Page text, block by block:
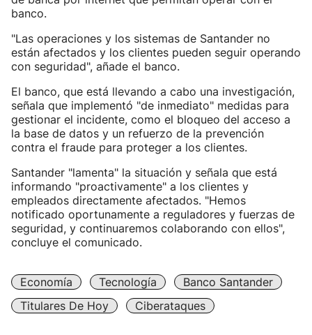
banco.
"Las operaciones y los sistemas de Santander no
están afectados y los clientes pueden seguir operando
con seguridad", añade el banco.
El banco, que está llevando a cabo una investigación,
señala que implementó "de inmediato" medidas para
gestionar el incidente, como el bloqueo del acceso a
la base de datos y un refuerzo de la prevención
contra el fraude para proteger a los clientes.
Santander "lamenta" la situación y señala que está
informando "proactivamente" a los clientes y
empleados directamente afectados. "Hemos
notificado oportunamente a reguladores y fuerzas de
seguridad, y continuaremos colaborando con ellos",
concluye el comunicado.
Economía Tecnología
Banco Santander
Titulares De Hoy
Ciberataques